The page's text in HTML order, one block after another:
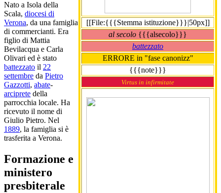
[[File:{{{Stemma istituzione}}}|50px]]
al secolo {{{alsecolo}}}
battezzato
ERRORE in "fase canonizz"
{{{note}}}
Virtus in infirmitate
Nato a Isola della
Scala, diocesi di
Verona, da una famiglia
di commercianti. Era
figlio di Mattia
Bevilacqua e Carla
Olivari ed è stato
battezzato il 22
settembre da Pietro
Gazzotti, abate-
arciprete della
parrocchia locale. Ha
ricevuto il nome di
Giulio Pietro. Nel
1889, la famiglia si è
trasferita a Verona.
Formazione e
ministero
presbiterale